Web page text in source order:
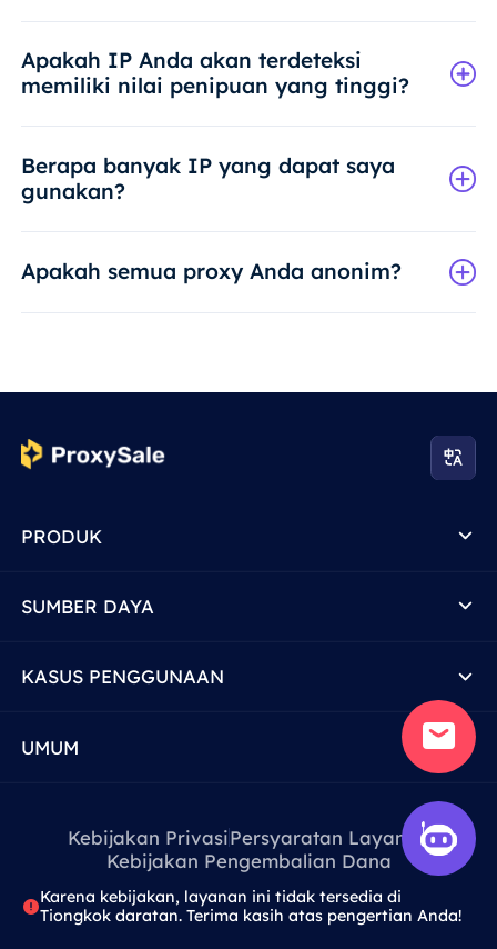
Apakah IP Anda akan terdeteksi
memiliki nilai penipuan yang tinggi?
Berapa banyak IP yang dapat saya
gunakan?
Apakah semua proxy Anda anonim?
PRODUK
SUMBER DAYA
KASUS PENGGUNAAN
UMUM
Kebijakan PrivasiPersyaratan Layanan
Kebijakan Pengembalian Dana
Karena kebijakan, layanan ini tidak tersedia di
Tiongkok daratan. Terima kasih atas pengertian Anda!